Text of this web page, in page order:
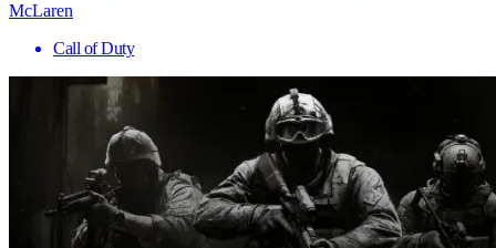
McLaren
Call of Duty